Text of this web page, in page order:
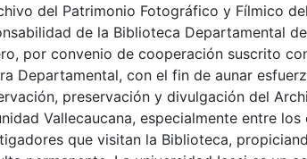
del Patrimonio Fotográfico y Fílmico
de la Biblioteca Departamental
por convenio de cooperación suscrito
Departamental, con el fin de aunar
preservación y divulgación del
Vallecaucana, especialmente entre los
que visitan la Biblioteca,